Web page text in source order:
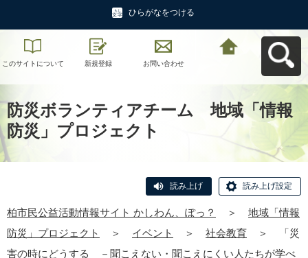
ひらがなをつける
このサイトについて 新規登録 お問い合わせ
防災ボランティアチーム 地域「情報
防災」プロジェクト
読み上げ 読み上げ設定
柏市民公益活動情報サイト かしわん、ぽっ？ ＞
地域「情報
防災」プロジェクト
＞ イベント ＞ 社会教育 ＞
「災
害の時にどうする －聞こえない・聞こえにくい人たちが学べ